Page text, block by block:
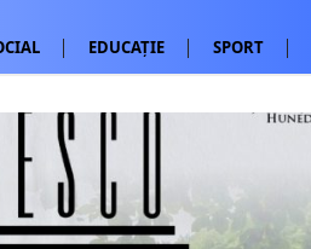
EDUCAȚIE SPORT